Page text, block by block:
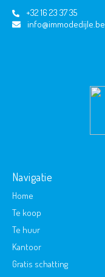
+32 16 23 37 35
info@immodedijle.be
Navigatie
Home
Te koop
Te huur
Kantoor
Gratis schatting